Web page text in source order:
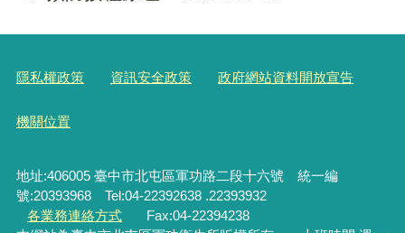
隱私權政策 資訊安全政策 政府網站資料開放宣告
機關位置
地址:406005 臺中市北屯區軍功路二段十六號 統一編
號:20393968 Tel:04-22392638 .22393932
各業務連絡方式
Fax:04-22394238